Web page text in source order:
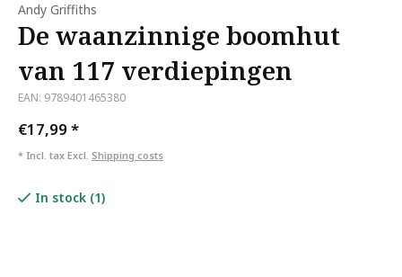
Andy Griffiths
De waanzinnige boomhut
van 117 verdiepingen
EAN: 9789401465380
€17,99*
* Incl. tax Excl. Shipping costs
In stock (1)